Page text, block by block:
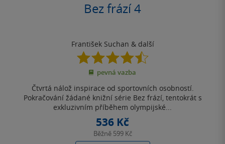
Bez frází 4
František Suchan & další
4.5
z
5
pevná vazba
Čtvrtá nálož inspirace od sportovních osobností.
Pokračování žádané knižní série Bez frází, tentokrát s
exkluzivním příběhem olympijské...
536 Kč
Běžně 599 Kč